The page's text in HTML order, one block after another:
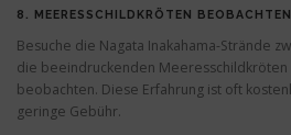
8. MEERESSCHILDKRÖTEN BEOBACHTEN
Besuche die Nagata Inakahama-Strände
die beeindruckenden Meeresschildkröten
beobachten. Diese Erfahrung ist oft
geringe Gebühr.